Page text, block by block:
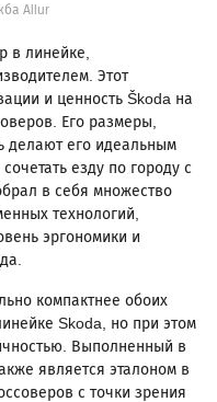
Allur
в линейке,
Этот
и ценность Škoda на
Его размеры,
делают его идеальным
езду по городу с
в себя множество
технологий,
эргономики и
компактнее обоих
Skoda, но при этом
Выполненный в
является эталоном в
с точки зрения